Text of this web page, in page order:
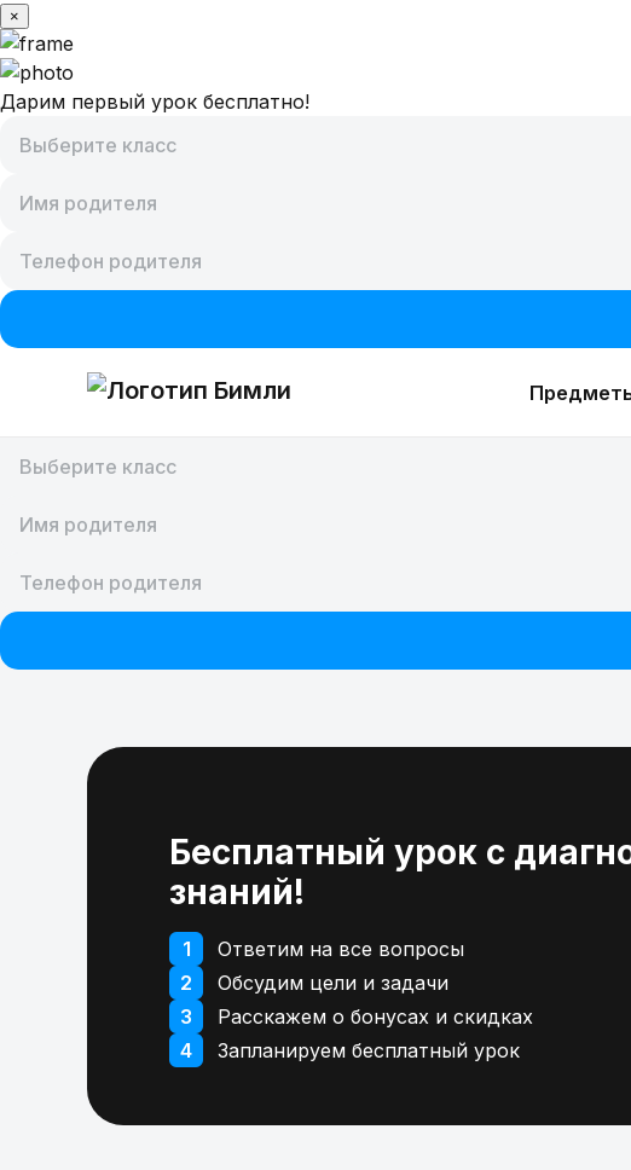
×
Дарим первый урок бесплатно!
Предметы
Пробное занятие
Бесплатный урок с
знаний!
1
Ответим на все вопросы
2
Обсудим цели и задачи
3
Расскажем о бонусах и скидках
4
Запланируем бесплатный урок